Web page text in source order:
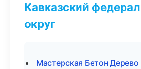
Кавказский
округ
Мастерская Бетон